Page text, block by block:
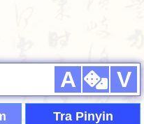
A V
Tra Pinyin